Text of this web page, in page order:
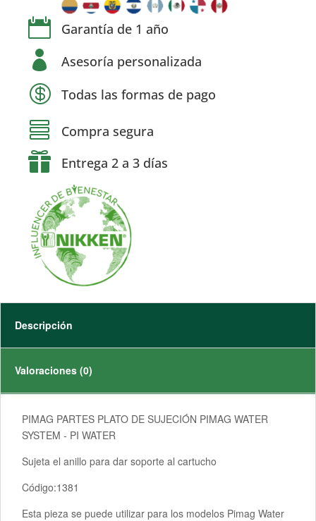
 Garantía de 1 año
 Asesoría personalizada
 Todas las formas de pago
 Compra segura
 Entrega 2 a 3 días
Descripción
Valoraciones (0)
PIMAG PARTES PLATO DE SUJECIÓN PIMAG WATER
SYSTEM - PI WATER
Sujeta el anillo para dar soporte al cartucho
Código:1381
Esta pieza se puede utilizar para los modelos Pimag Water